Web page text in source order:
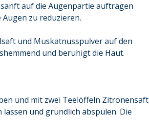
auf die Augenpartie auftragen
zu reduzieren.
und Muskatnusspulver auf den
und beruhigt die Haut.
und mit zwei Teelöffeln Zitronensaft
und gründlich abspülen. Die